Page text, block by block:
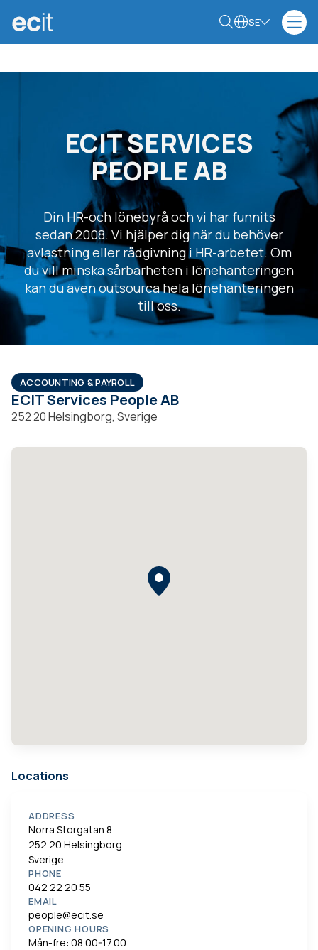
SE
ECIT SERVICES
PEOPLE AB
Din HR-och lönebyrå och vi har funnits
sedan 2008. Vi hjälper dig när du behöver
avlastning eller rådgivning i HR-arbetet. Om
du vill minska sårbarheten i lönehanteringen
kan du även outsourca hela lönehanteringen
till oss.
ACCOUNTING & PAYROLL
ECIT Services People AB
252 20 Helsingborg, Sverige
Locations
ADDRESS
Norra Storgatan 8
252 20 Helsingborg
Sverige
PHONE
042 22 20 55
EMAIL
people@ecit.se
OPENING HOURS
Mån-fre: 08.00-17.00